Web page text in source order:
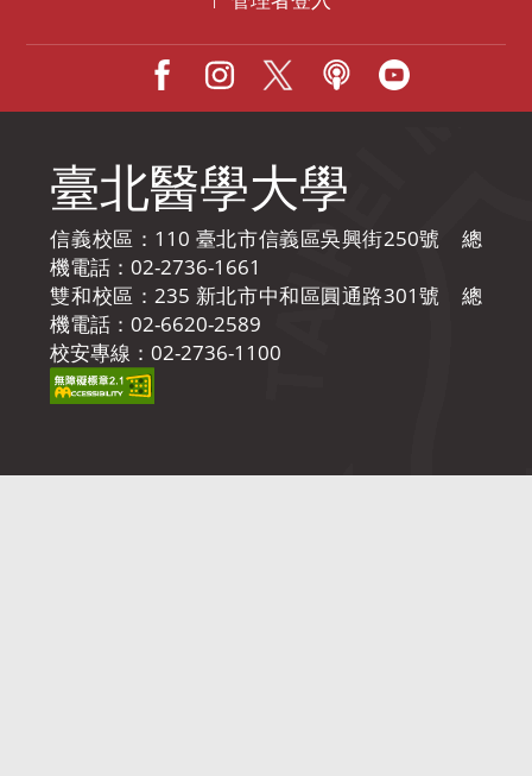
Facebook Podcast
臺北醫學大學
信義校區：110 臺北市信義區吳興街250號 總
機電話：02-2736-1661
雙和校區：235 新北市中和區圓通路301號 總
機電話：02-6620-2589
校安專線：02-2736-1100